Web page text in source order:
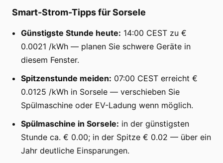
Smart-Strom-Tipps für Sorsele
Günstigste Stunde heute: 14:00 CEST zu €
0.0021 /kWh — planen Sie schwere Geräte in
diesem Fenster.
Spitzenstunde meiden: 07:00 CEST erreicht €
0.0125 /kWh in Sorsele — verschieben Sie
Spülmaschine oder EV-Ladung wenn möglich.
Spülmaschine in Sorsele: in der günstigsten
Stunde ca. € 0.00; in der Spitze € 0.02 — über ein
Jahr deutliche Einsparungen.